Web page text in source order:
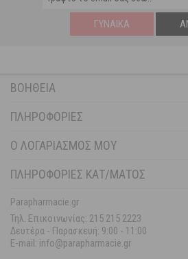
ΓΥΝΑΊΚΑ
ΒΟΉΘΕΙΑ
ΠΛΗΡΟΦΟΡΊΕΣ
Ο ΛΟΓΑΡΙΑΣΜΌΣ ΜΟΥ
ΠΛΗΡΟΦΟΡΙΕΣ ΚΑΤ/ΜΑΤΟΣ
Parapharmacie.gr
Τηλ. Επικοινωνίας: 215 215 2223
Δευτέρα - Παρασκευή: 9:00 - 11:00
E-mail: info@parapharmacie.gr